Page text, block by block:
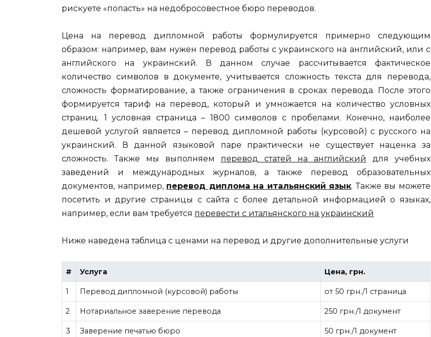
рискуете «попасть» на недобросовестное бюро переводов.
Цена на перевод дипломной работы формулируется примерно следующим
образом: например, вам нужен перевод работы с украинского на английский, или с
английского на украинский. В данном случае рассчитывается фактическое
количество символов в документе, учитывается сложность текста для перевода,
сложность форматирование, а также ограничения в сроках перевода. После этого
формируется тариф на перевод, который и умножается на количество условных
страниц. 1 условная страница – 1800 символов с пробелами. Конечно, наиболее
дешевой услугой является – перевод дипломной работы (курсовой) с русского на
украинский. В данной языковой паре практически не существует наценка за
сложность. Также мы выполняем перевод статей на английский
для учебных
заведений и международных журналов, а также перевод образовательных
документов, например, перевод диплома на итальянский язык. Также вы можете
посетить и другие страницы с сайта с более детальной информацией о языках,
например, если вам требуется перевести с итальянского на украинский
Ниже наведена таблица с ценами на перевод и другие дополнительные услуги
# Услуга Цена, грн.
1 Перевод дипломной (курсовой) работы от 50 грн./1 страница
2 Нотариальное заверение перевода 250 грн./1 документ
3 Заверение печатью бюро 50 грн./1 документ